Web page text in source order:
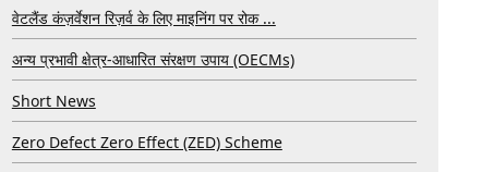
वेटलैंड कंज़र्वेशन रिज़र्व के लिए माइनिंग पर रोक ...
अन्य प्रभावी क्षेत्र-आधारित संरक्षण उपाय (OECMs)
Short News
Zero Defect Zero Effect (ZED) Scheme